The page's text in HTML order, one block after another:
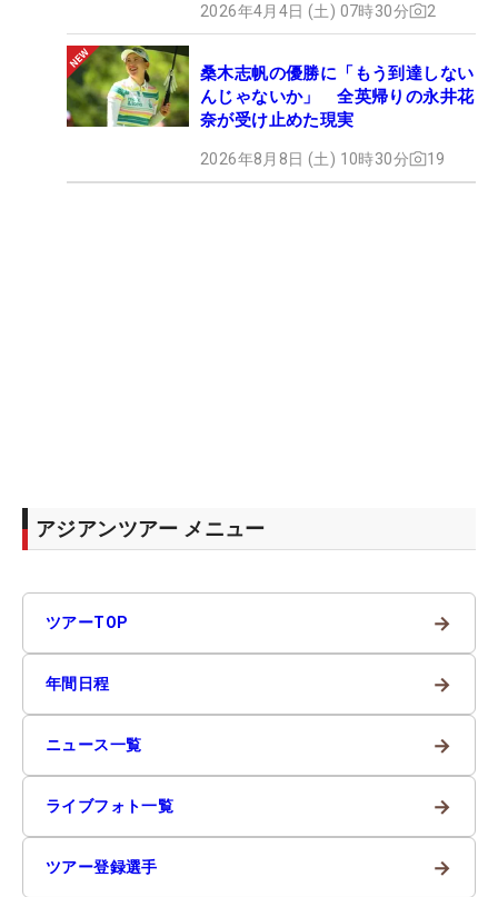
2026年4月4日 (土) 07時30分 2
桑木志帆の優勝に「もう到達しない
んじゃないか」 全英帰りの永井花
奈が受け止めた現実
2026年8月8日 (土) 10時30分 19
アジアンツアー メニュー
ツアーTOP →
年間日程 →
ニュース一覧 →
ライブフォト一覧 →
ツアー登録選手 →